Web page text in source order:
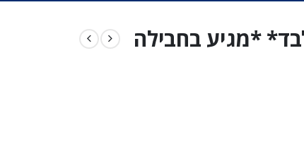
בלבד* *מגיע בחבילה